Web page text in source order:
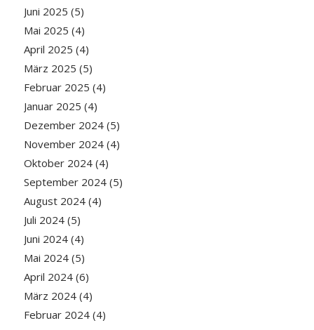
Juni 2025 (5)
Mai 2025 (4)
April 2025 (4)
März 2025 (5)
Februar 2025 (4)
Januar 2025 (4)
Dezember 2024(5)
November 2024(4)
Oktober 2024(4)
September 2024(5)
August 2024(4)
Juli 2024(5)
Juni 2024(4)
Mai 2024(5)
April 2024(6)
März 2024(4)
Februar 2024(4)